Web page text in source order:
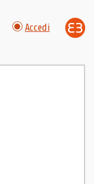
Accedi